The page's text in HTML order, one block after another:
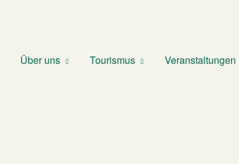
Über uns Tourismus Veranstaltungen